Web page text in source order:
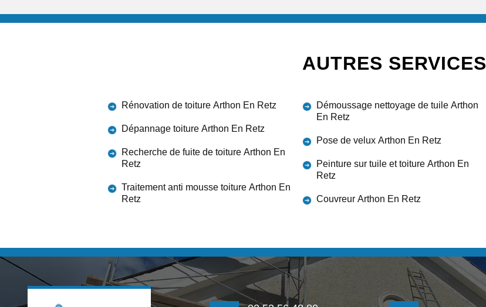
AUTRES SERVICES
Rénovation de toiture Arthon En Retz
Dépannage toiture Arthon En Retz
Recherche de fuite de toiture Arthon En
Retz
Traitement anti mousse toiture Arthon En
Retz
Démoussage nettoyage de tuile Arthon
En Retz
Pose de velux Arthon En Retz
Peinture sur tuile et toiture Arthon En
Retz
Couvreur Arthon En Retz